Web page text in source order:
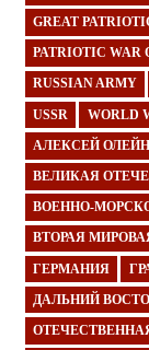
GREAT
PATRIOTIC WAR
RUSSIAN ARMY
USSR WORLD
АЛЕКСЕЙ
ВЕЛИКАЯ
ВОЕННО-
ВТОРАЯ
ГЕРМАНИЯ
ДАЛЬНИЙ